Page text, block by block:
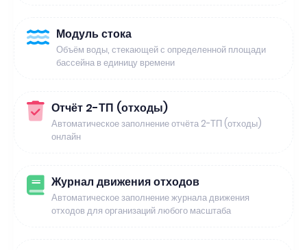
Модуль стока
Объём воды, стекающей с определенной площади
бассейна в единицу времени
Отчёт 2-ТП (отходы)
Автоматическое заполнение отчёта 2-ТП (отходы)
онлайн
Журнал движения отходов
Автоматическое заполнение журнала движения
отходов для организаций любого масштаба